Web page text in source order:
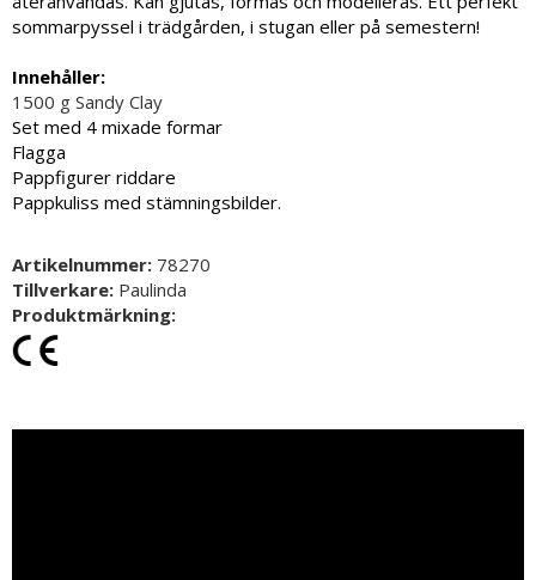
sommarpyssel i trädgården, i stugan eller på semestern!
Innehåller:
1500 g Sandy Clay
Set med 4 mixade formar
Flagga
Pappfigurer riddare
Pappkuliss med stämningsbilder.
Artikelnummer: 78270
Tillverkare: Paulinda
Produktmärkning: